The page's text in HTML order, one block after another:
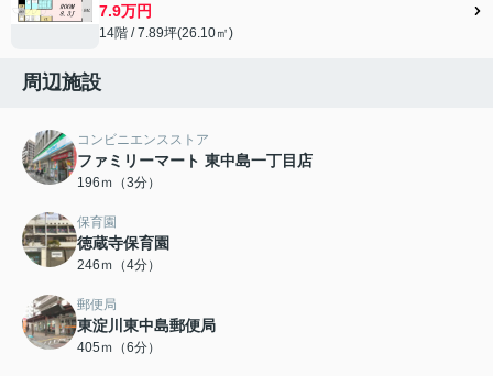
7.9万円
14階 / 7.89坪(26.10㎡)
周辺施設
コンビニエンスストア
ファミリーマート 東中島一丁目店
196ｍ（3分）
保育園
徳蔵寺保育園
246ｍ（4分）
郵便局
東淀川東中島郵便局
405ｍ（6分）